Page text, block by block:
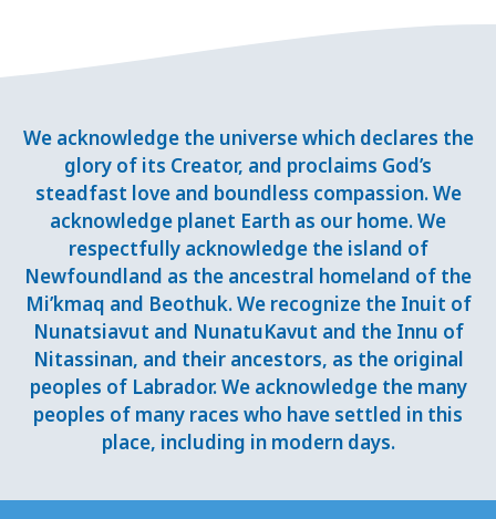
We acknowledge the universe which declares the
glory of its Creator, and proclaims God’s
steadfast love and boundless compassion. We
acknowledge planet Earth as our home. We
respectfully acknowledge the island of
Newfoundland as the ancestral homeland of the
Mi’kmaq and Beothuk. We recognize the Inuit of
Nunatsiavut and NunatuKavut and the Innu of
Nitassinan, and their ancestors, as the original
peoples of Labrador. We acknowledge the many
peoples of many races who have settled in this
place, including in modern days.